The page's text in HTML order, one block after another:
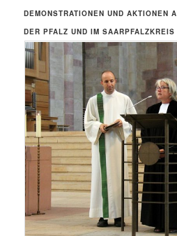
DEMONSTRATIONEN UND AKTIONEN
DER PFALZ UND IM SAARPFALZKREIS